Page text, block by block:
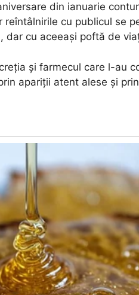
din ianuarie
cu publicul se
dar cu aceeași poftă de
și farmecul care l-au
apariții atent alese și